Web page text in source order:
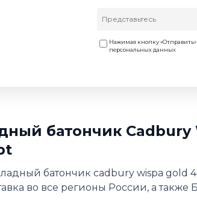
Нажимая кнопку
персональных данных
батончик Cadbury
батончик cadbury wispa gold
во все регионы России, а также